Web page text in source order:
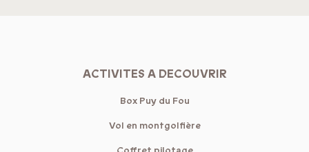
ACTIVITES A DECOUVRIR
Box Puy du Fou
Vol en montgolfière